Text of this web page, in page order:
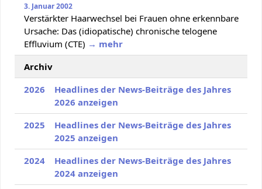
3. Januar 2002
Verstärkter Haarwechsel bei Frauen ohne erkennbare
Ursache: Das (idiopatische) chronische telogene
Effluvium (CTE) → mehr
Archiv
2026
Headlines der News-Beiträge des Jahres
2026 anzeigen
2025
Headlines der News-Beiträge des Jahres
2025 anzeigen
2024
Headlines der News-Beiträge des Jahres
2024 anzeigen